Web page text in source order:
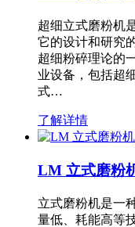
超细立式磨粉机
它的设计和研究
超细粉碎理论的
业设备，包括超
式…
了解详情
LM 立式磨粉
立式磨粉机是一
量低、耗能高等